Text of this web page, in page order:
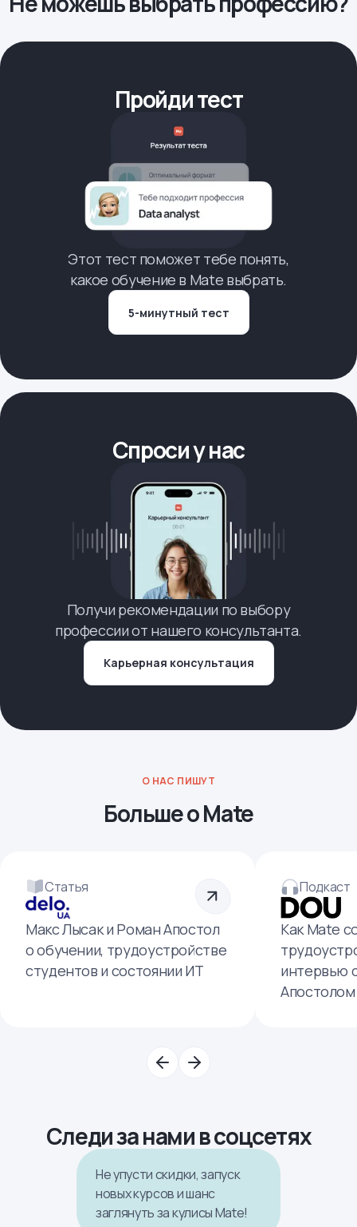
Пройди тест
Этот тест поможет тебе понять,
какое обучение в Mate выбрать.
5-минутный тест
Спроси у нас
Получи рекомендации по выбору
профессии от нашего консультанта.
Карьерная консультация
О НАС ПИШУТ
Больше о Mate
Статья
Макс Лысак и Роман Апостол
о обучении, трудоустройстве
студентов и состоянии ИТ
Подкаст
Как Mate
интервью
Апостолом
Следи за нами в соцсетях
Не упусти скидки, запуск
новых курсов и шанс
заглянуть за кулисы Mate!